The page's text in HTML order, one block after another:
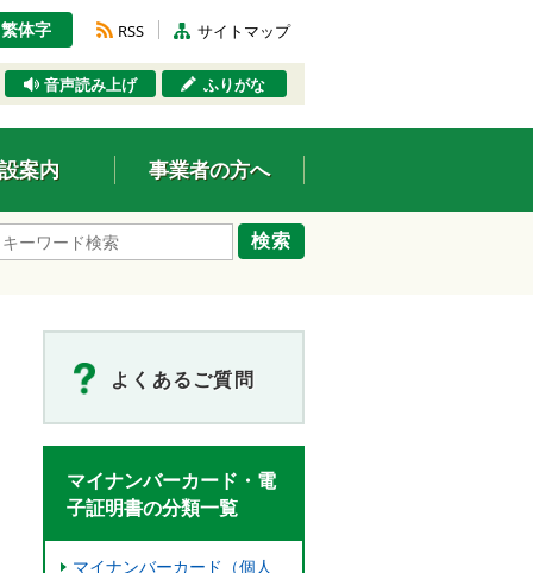
繁体字 RSS サイトマップ
音声読み上げ ふりがな
案内 事業者の方へ
検索
よくあるご質問
マイナンバーカード・電
子証明書の分類一覧
マイナンバーカード（個人